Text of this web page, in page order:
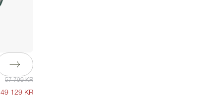
57 799 KR
49 129 KR